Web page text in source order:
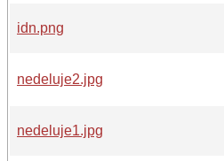
idn.png
nedeluje2.jpg
nedeluje1.jpg